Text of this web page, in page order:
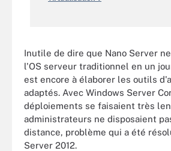
Inutile de dire que Nano Server
l'OS serveur traditionnel en un
est encore à élaborer les outils
adaptés. Avec Windows Server
déploiements se faisaient très
administrateurs ne disposaient
distance, problème qui a été
Server 2012.